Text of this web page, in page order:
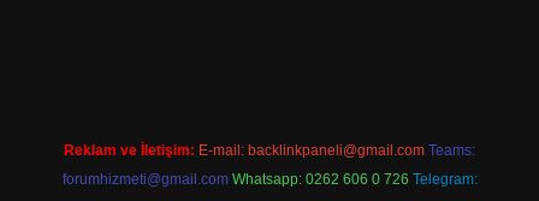
Reklam ve İletişim: E-mail: backlinkpaneli@gmail.com Teams:
forumhizmeti@gmail.com Whatsapp: 0262 606 0 726 Telegram: